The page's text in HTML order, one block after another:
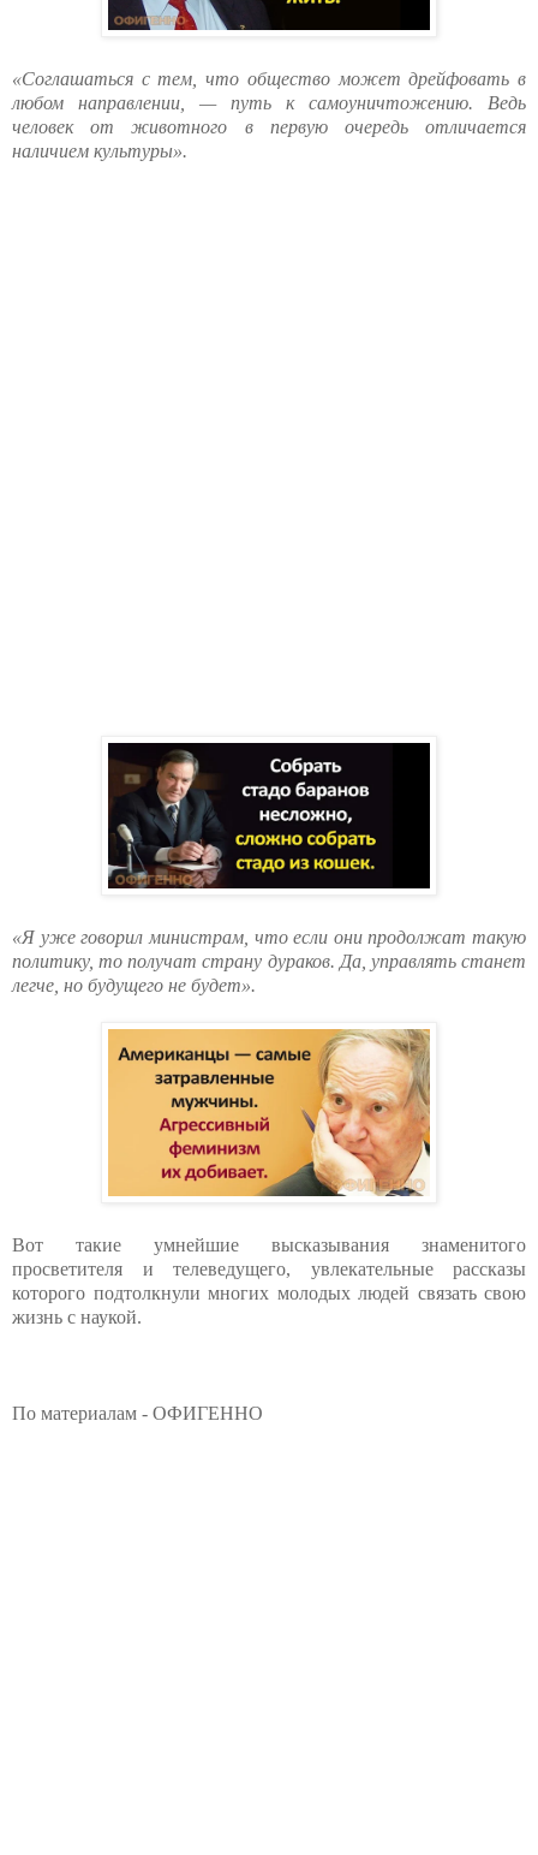
«Соглашаться с тем, что общество может дрейфовать в
любом направлении, — путь к самоуничтожению. Ведь
человек от животного в первую очередь отличается
наличием культуры».
«Я уже говорил министрам, что если они продолжат такую
политику, то получат страну дураков. Да, управлять станет
легче, но будущего не будет».
Вот такие умнейшие высказывания знаменитого
просветителя и телеведущего, увлекательные рассказы
которого подтолкнули многих молодых людей связать свою
жизнь с наукой.
По материалам - ОФИГЕННО